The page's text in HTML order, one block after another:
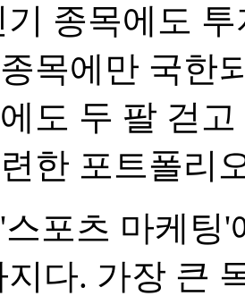
종목에도
목에만 국한
도 두 팔 걷
한 포트폴리
포츠 마케팅
다. 가장 큰